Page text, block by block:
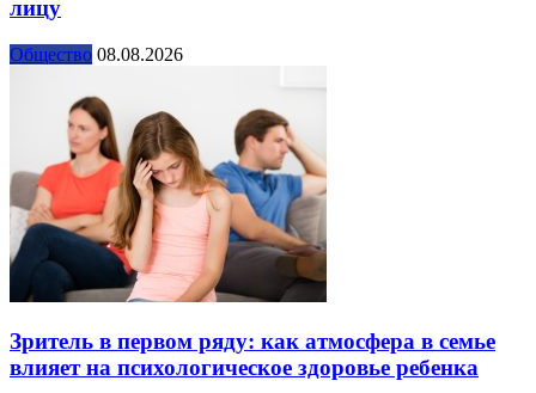
лицу
Общество 08.08.2026
Зритель в первом ряду: как атмосфера в семье
влияет на психологическое здоровье ребенка